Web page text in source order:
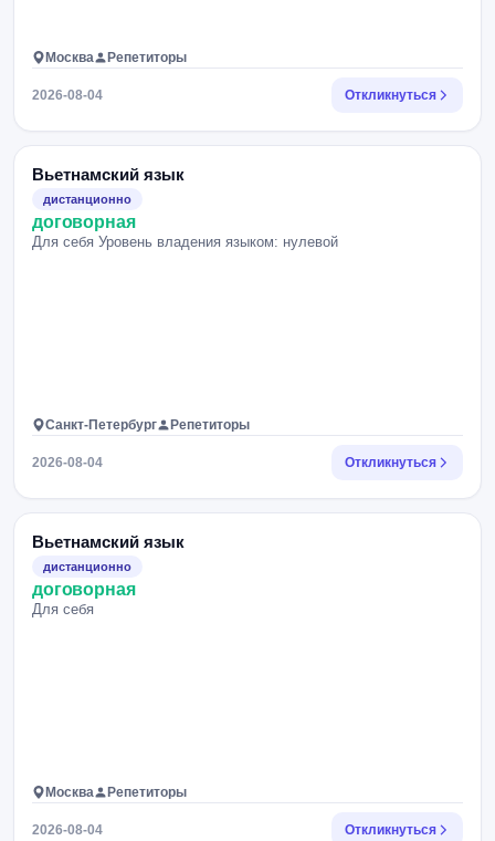
Москва Репетиторы
2026-08-04 Откликнуться
Вьетнамский язык
дистанционно
договорная
Для себя Уровень владения языком: нулевой
Санкт-Петербург Репетиторы
2026-08-04 Откликнуться
Вьетнамский язык
дистанционно
договорная
Для себя
Москва Репетиторы
2026-08-04 Откликнуться